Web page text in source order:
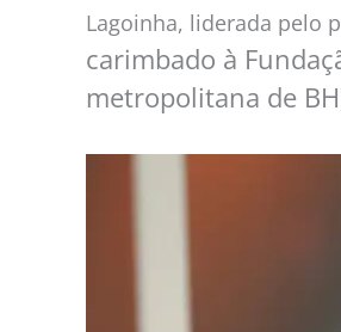
Lagoinha, liderada pelo
carimbado à
metropolitana de